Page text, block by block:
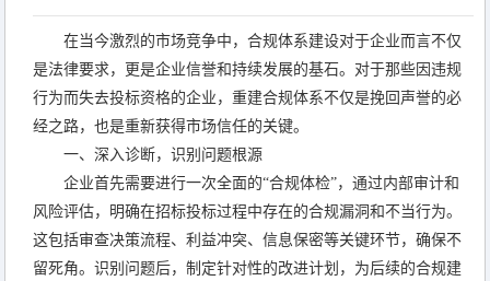
在当今激烈的市场竞争中，合规体系建设对于企业而言不仅
是法律要求，更是企业信誉和持续发展的基石。对于那些因违规
行为而失去投标资格的企业，重建合规体系不仅是挽回声誉的必
经之路，也是重新获得市场信任的关键。
一、深入诊断，识别问题根源
企业首先需要进行一次全面的“合规体检”，通过内部审计和
风险评估，明确在招标投标过程中存在的合规漏洞和不当行为。
这包括审查决策流程、利益冲突、信息保密等关键环节，确保不
留死角。识别问题后，制定针对性的改进计划，为后续的合规建